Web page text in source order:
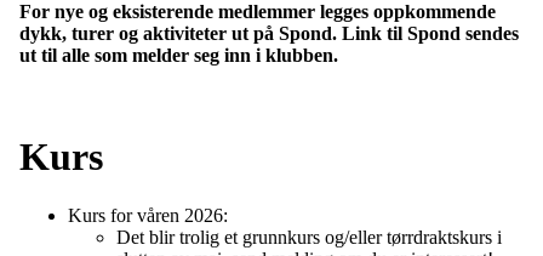
For nye og eksisterende medlemmer legges oppkommende
dykk, turer og aktiviteter ut på Spond. Link til Spond sendes
ut til alle som melder seg inn i klubben.
Kurs
Kurs for våren 2026:
Det blir trolig et grunnkurs og/eller tørrdraktskurs i